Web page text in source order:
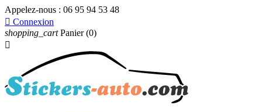
Appelez-nous : 06 95 94 53 48
 Connexion
shopping_cart Panier (0)
